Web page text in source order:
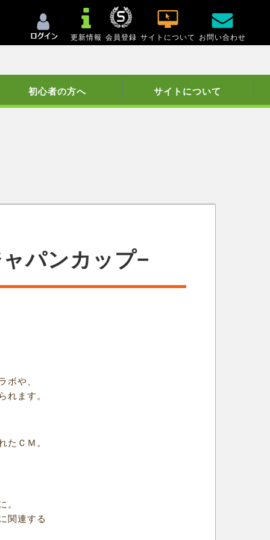
更新情報 会員登録 サイトについて お問い合わせ
初心者の方へ サイトについて
パンカップ−
ボや、
れます。
たＣＭ。
。
関連する